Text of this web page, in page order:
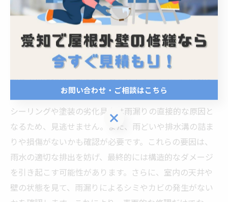
現地調査で確認すべきポイント
リフォームの成功には、事前の現地調査が欠かせませ
ん。蟹江町での雨漏り対策リフォームにおいては、現地
調査での確認事項が多岐にわたります。まず、屋根や外
壁の状態を細かくチェックすることが重要です。特に、
シーリングや塗装の劣化具合は雨漏りの直接的な原因と
なるため、見逃せません。また、雨どいや排水溝の詰ま
りや損傷がないかも確認が必要です。これらの要因は、
雨水の適切な排出を妨げ、最終的には構造的なダメージ
を引き起こす可能性があります。さらに、室内の天井や
壁の状態を見て、雨漏りによるシミやカビの発生がない
お問い合わせ・ご相談はこちら
お問い合わせ・ご相談はこちら